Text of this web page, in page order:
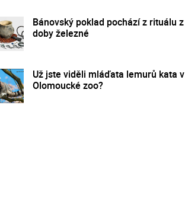
Bánovský poklad pochází z rituálu z
doby železné
Už jste viděli mláďata lemurů kata v
Olomoucké zoo?